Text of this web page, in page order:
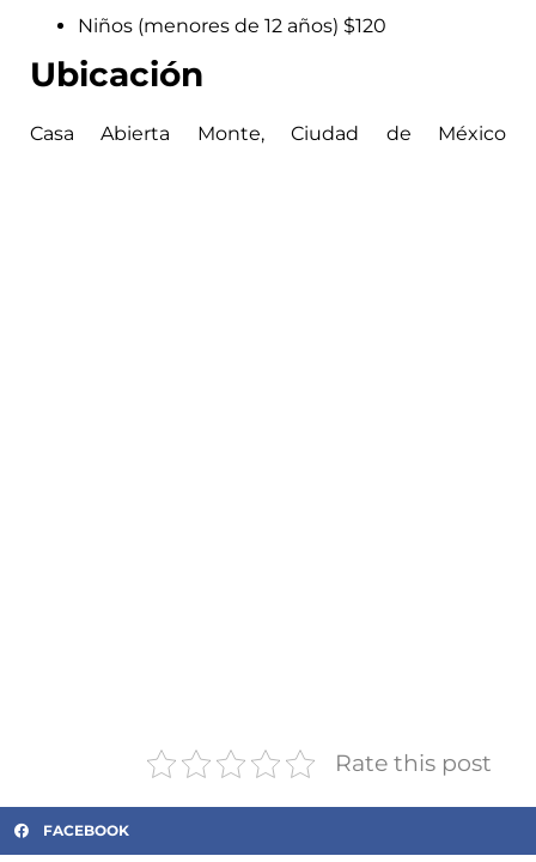
Niños (menores de 12 años) $120
Ubicación
Casa Abierta Monte, Ciudad de México
Rate this post
FACEBOOK